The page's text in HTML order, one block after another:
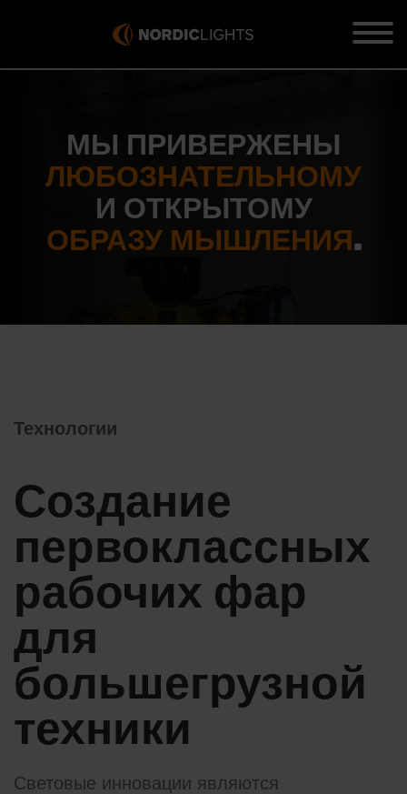
МЫ ПРИВЕРЖЕНЫ
ЛЮБОЗНАТЕЛЬНОМУ
И ОТКРЫТОМУ
ОБРАЗУ МЫШЛЕНИЯ .
Технологии
Создание
первоклассных
рабочих фар
для
большегрузной
техники
Световые инновации являются